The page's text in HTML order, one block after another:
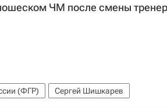
ЧМ после смены
(ФГР) Сергей Шишкарев